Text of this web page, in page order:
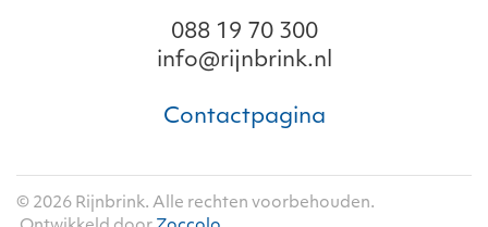
088 19 70 300
info@rijnbrink.nl
Contactpagina
© 2026 Rijnbrink. Alle rechten voorbehouden.